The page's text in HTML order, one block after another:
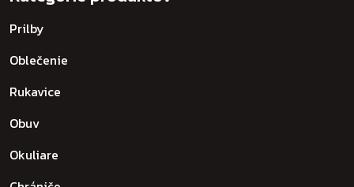
Prilby
Oblečenie
Rukavice
Obuv
Okuliare